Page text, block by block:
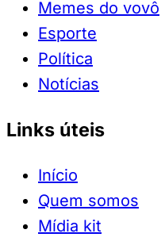
Memes do vovô
Esporte
Política
Notícias
Links úteis
Início
Quem somos
Mídia kit